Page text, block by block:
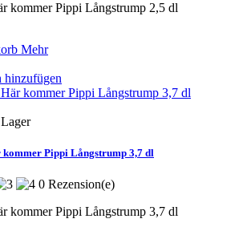
kommer Pippi Långstrump 2,5 dl
Mehr
hinzufügen
Pippi Långstrump 3,7 dl
0 Rezension(e)
kommer Pippi Långstrump 3,7 dl